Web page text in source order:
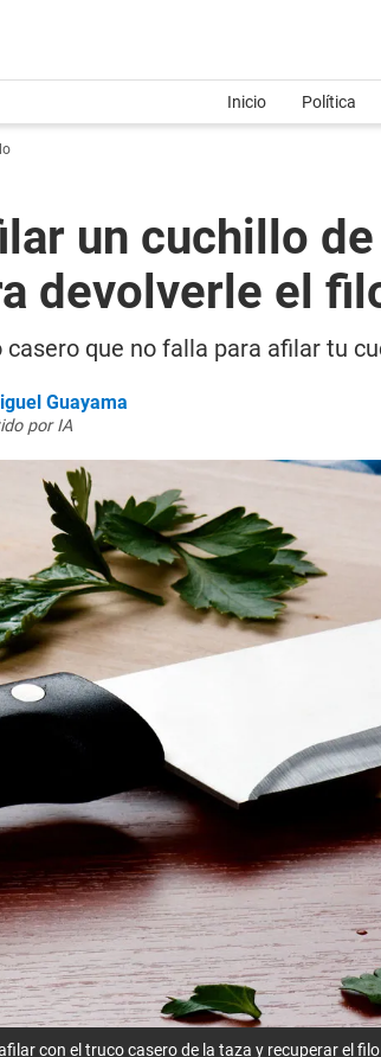
Inicio Política
un cuchillo
devolverle el
casero que no falla para afilar tu
Guayama
por IA
con el truco casero de la taza y recuperar el